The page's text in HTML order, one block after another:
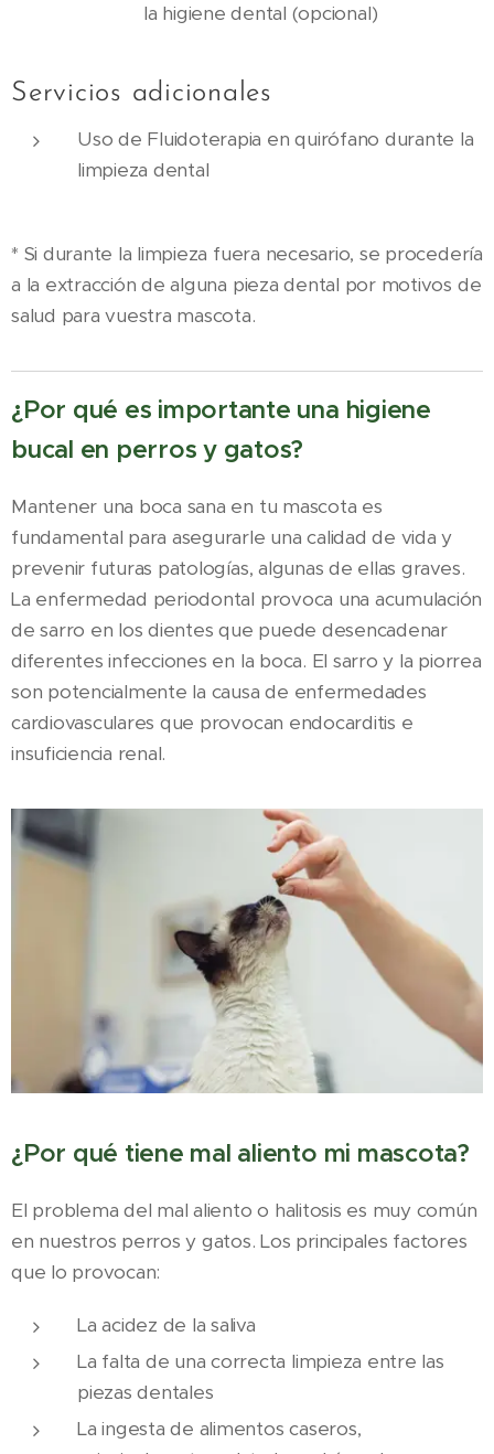
la higiene dental (opcional)
Servicios adicionales
Uso de Fluidoterapia en quirófano durante la
limpieza dental
* Si durante la limpieza fuera necesario, se procedería
a la extracción de alguna pieza dental por motivos de
salud para vuestra mascota.
¿Por qué es importante una higiene
bucal en perros y gatos?
Mantener una boca sana en tu mascota es
fundamental para asegurarle una calidad de vida y
prevenir futuras patologías, algunas de ellas graves.
La enfermedad periodontal provoca una acumulación
de sarro en los dientes que puede desencadenar
diferentes infecciones en la boca. El sarro y la piorrea
son potencialmente la causa de enfermedades
cardiovasculares que provocan endocarditis e
insuficiencia renal.
¿Por qué tiene mal aliento mi mascota?
El problema del mal aliento o halitosis es muy común
en nuestros perros y gatos. Los principales factores
que lo provocan:
La acidez de la saliva
La falta de una correcta limpieza entre las
piezas dentales
La ingesta de alimentos caseros,